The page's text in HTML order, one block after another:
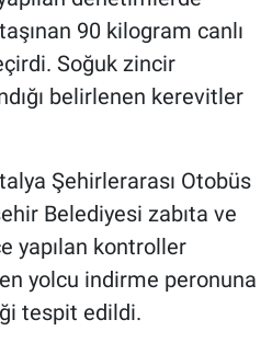
90 kilogram canlı
Soğuk zincir
belirlenen kerevitler
Şehirlerarası Otobüs
Belediyesi zabıta ve
yapılan kontroller
yolcu indirme peronuna
tespit edildi.